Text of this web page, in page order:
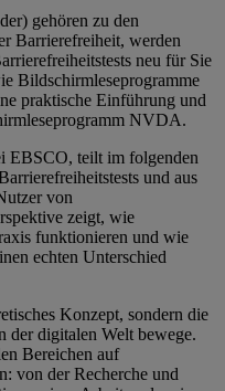
gehören zu den
Barrierefreiheit, werden
neu für Sie
Bildschirmleseprogramme
praktische Einführung und
NVDA.
EBSCO, teilt im folgenden
und aus
von
zeigt, wie
funktionieren und wie
echten Unterschied
Konzept, sondern die
digitalen Welt bewege.
Bereichen auf
von der Recherche und